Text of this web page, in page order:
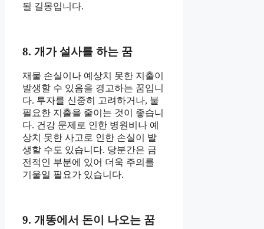
될 길몽입니다.
8. 개가 설사를 하는 꿈
재물 손실이나 예상치 못한 지출이
발생할 수 있음을 경고하는 꿈입니
다. 투자를 신중히 고려하거나, 불
필요한 지출을 줄이는 것이 좋습니
다. 건강 문제로 인한 병원비나 예
상치 못한 사고로 인한 손실이 발
생할 수도 있습니다. 당분간은 금
전적인 부분에 있어 더욱 주의를
기울일 필요가 있습니다.
9. 개똥에서 돈이 나오는 꿈